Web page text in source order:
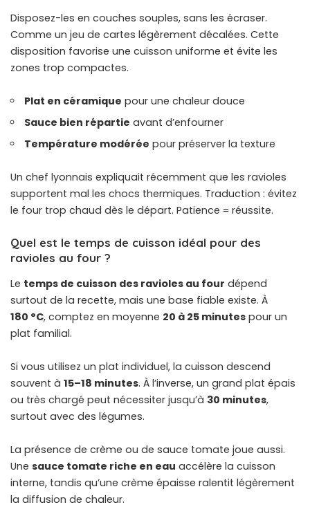
Disposez-les en couches souples, sans les écraser.
Comme un jeu de cartes légèrement décalées. Cette
disposition favorise une cuisson uniforme et évite les
zones trop compactes.
Plat en céramique pour une chaleur douce
Sauce bien répartie avant d’enfourner
Température modérée pour préserver la texture
Un chef lyonnais expliquait récemment que les ravioles
supportent mal les chocs thermiques. Traduction : évitez
le four trop chaud dès le départ. Patience = réussite.
Quel est le temps de cuisson idéal pour des
ravioles au four ?
Le temps de cuisson des ravioles au four dépend
surtout de la recette, mais une base fiable existe. À
180 °C, comptez en moyenne 20 à 25 minutes pour un
plat familial.
Si vous utilisez un plat individuel, la cuisson descend
souvent à 15–18 minutes. À l’inverse, un grand plat épais
ou très chargé peut nécessiter jusqu’à 30 minutes,
surtout avec des légumes.
La présence de crème ou de sauce tomate joue aussi.
Une sauce tomate riche en eau accélère la cuisson
interne, tandis qu’une crème épaisse ralentit légèrement
la diffusion de chaleur.